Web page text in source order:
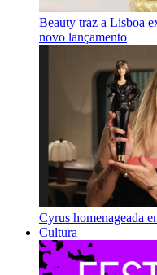
Beauty traz a Lisboa
novo lançamento
Cyrus homenageada
Cultura